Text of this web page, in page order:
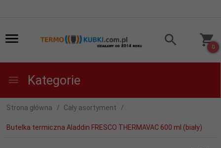
0
Kategorie
Strona główna Cały asortyment
Butelka termiczna Aladdin FRESCO THERMAVAC 600 ml (biały)